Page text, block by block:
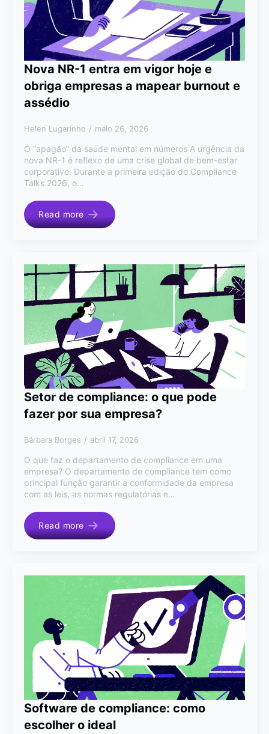
Nova NR-1 entra em vigor hoje e
obriga empresas a mapear burnout e
assédio
Helen Lugarinho maio 26, 2026
O “apagão” da saúde mental em números A urgência da
nova NR-1 é reflexo de uma crise global de bem-estar
corporativo. Durante a primeira edição do Compliance
Talks 2026, o…
Read more
Setor de compliance: o que pode
fazer por sua empresa?
Bárbara Borges abril 17, 2026
O que faz o departamento de compliance em uma
empresa? O departamento de compliance tem como
principal função garantir a conformidade da empresa
com as leis, as normas regulatórias e…
Read more
Software de compliance: como
escolher o ideal